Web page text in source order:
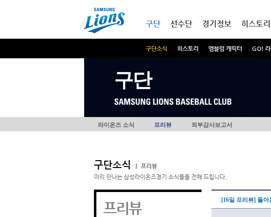
구단
구단소식 히스토리 엠블럼 캐릭터 GO!
선수단 경기정보 히스토리
구단
라이온즈 소식 프리뷰 외부감사보고서
구단소식
프리뷰
미리 만나는 삼성라이온즈경기 소식들을 전해 드립니다.
프리뷰 [16일 프리뷰] 돌